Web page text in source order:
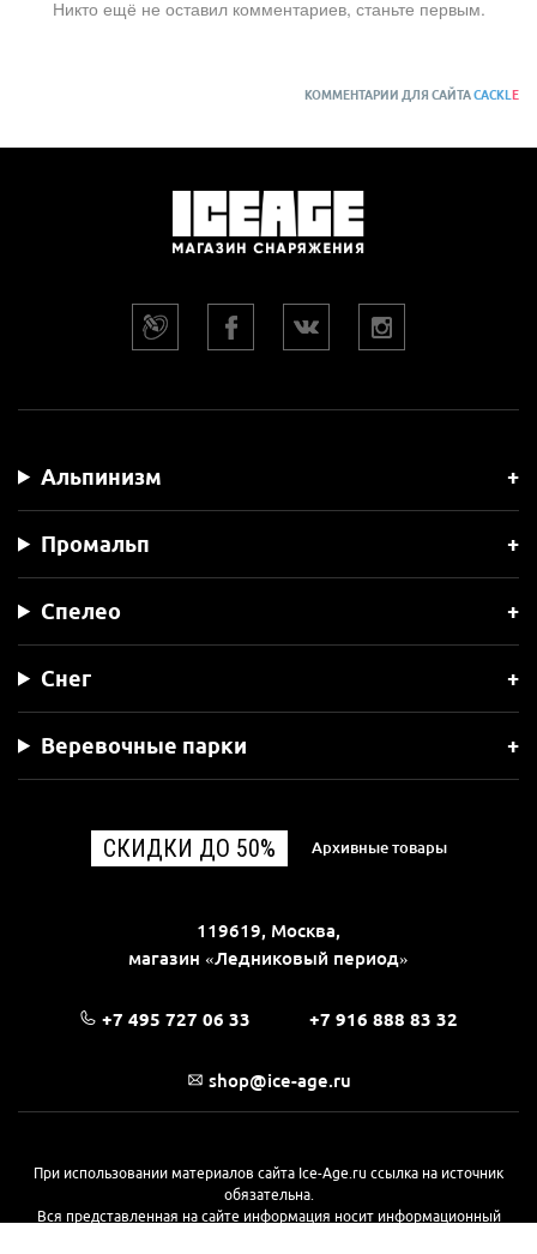
Никто ещё не оставил комментариев, станьте первым.
КОММЕНТАРИИ ДЛЯ САЙТАCACKL E
Альпинизм
Промальп
Спелео
Снег
Веревочные парки
СКИДКИ ДО 50% Архивные товары
119619, Москва,
магазин «Ледниковый период»
+7 495 727 06 33 +7 916 888 83 32
shop@ice-age.ru
При использовании материалов сайта Ice-Age.ru ссылка на источник
обязательна.
Вся представленная на сайте информация носит информационный